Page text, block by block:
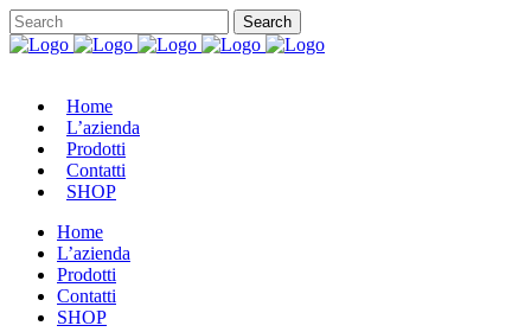
Home
L’azienda
Prodotti
Contatti
SHOP
Home
L’azienda
Prodotti
Contatti
SHOP